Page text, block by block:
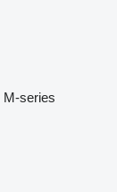
M-series